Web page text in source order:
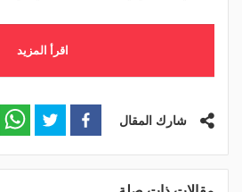
اقرأ المزيد
شارك المقال